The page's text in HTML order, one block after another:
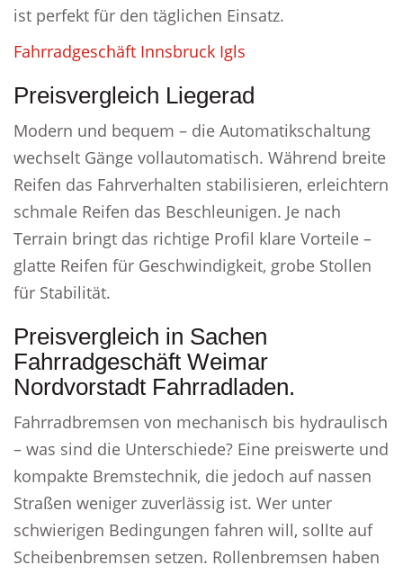
ist perfekt für den täglichen Einsatz.
Fahrradgeschäft Innsbruck Igls
Preisvergleich Liegerad
Modern und bequem – die Automatikschaltung
wechselt Gänge vollautomatisch. Während breite
Reifen das Fahrverhalten stabilisieren, erleichtern
schmale Reifen das Beschleunigen. Je nach
Terrain bringt das richtige Profil klare Vorteile –
glatte Reifen für Geschwindigkeit, grobe Stollen
für Stabilität.
Preisvergleich in Sachen
Fahrradgeschäft Weimar
Nordvorstadt Fahrradladen.
Fahrradbremsen von mechanisch bis hydraulisch
– was sind die Unterschiede? Eine preiswerte und
kompakte Bremstechnik, die jedoch auf nassen
Straßen weniger zuverlässig ist. Wer unter
schwierigen Bedingungen fahren will, sollte auf
Scheibenbremsen setzen. Rollenbremsen haben